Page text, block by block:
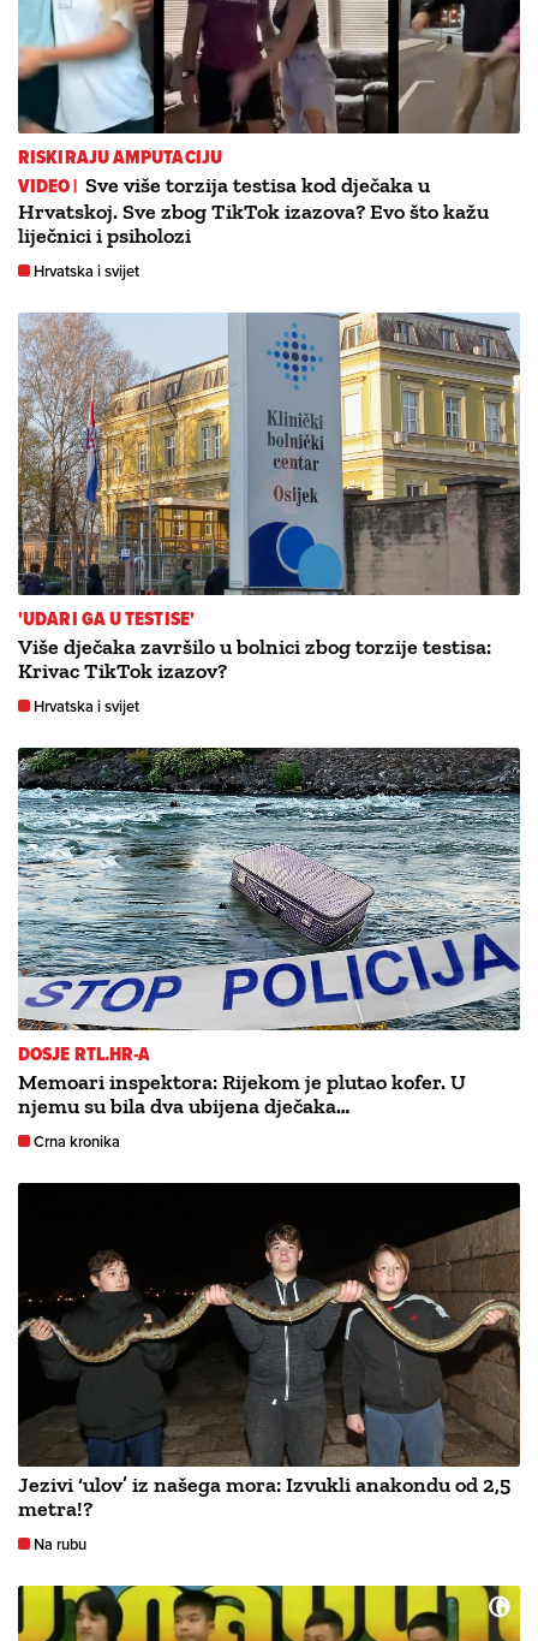
RISKIRAJU AMPUTACIJU
VIDEO | Sve više torzija testisa kod dječaka u
Hrvatskoj. Sve zbog TikTok izazova? Evo što kažu
liječnici i psiholozi
Hrvatska i svijet
'UDARI GA U TESTISE'
Više dječaka završilo u bolnici zbog torzije testisa:
Krivac TikTok izazov?
Hrvatska i svijet
DOSJE RTL.HR-A
Memoari inspektora: Rijekom je plutao kofer. U
njemu su bila dva ubijena dječaka…
Crna kronika
Jezivi ‘ulov’ iz našega mora: Izvukli anakondu od 2,5
metra!?
Na rubu